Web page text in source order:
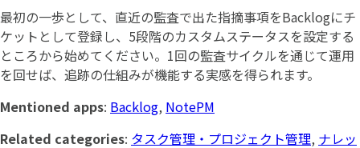
最初の一歩として、直近の監査で出た指摘事項をBacklogにチ
ケットとして登録し、5段階のカスタムステータスを設定する
ところから始めてください。1回の監査サイクルを通じて運用
を回せば、追跡の仕組みが機能する実感を得られます。
Mentioned apps: Backlog, NotePM
Related categories: タスク管理・プロジェクト管理, ナレッ